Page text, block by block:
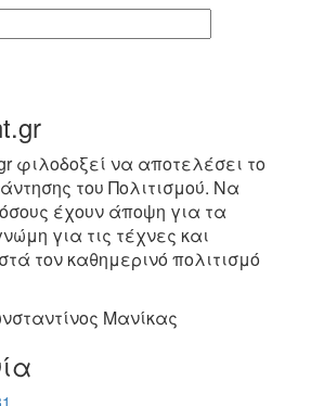
φιλοδοξεί να αποτελέσει το
του Πολιτισμού. Να
έχουν άποψη για τα
για τις τέχνες και
τον καθημερινό πολιτισμό
Μανίκας